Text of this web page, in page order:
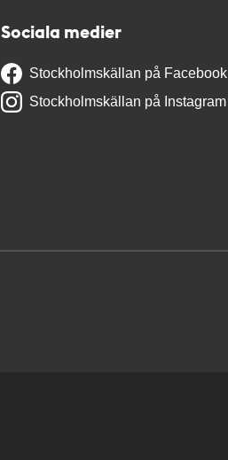
Sociala medier
Stockholmskällan på Facebook
Stockholmskällan på Instagram